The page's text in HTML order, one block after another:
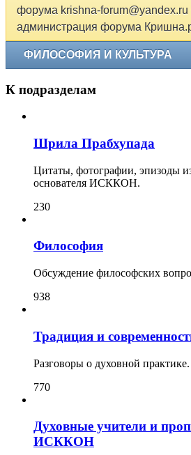
форума krishna-
администрация форума
ФИЛОСОФИЯ И КУЛЬТУРА
К подразделам
Шрила Прабхупада
Цитаты, фотографии, эпизоды
основателя ИСККОН.
230
Философия
Обсуждение философских
938
Традиция и
Разговоры о духовной практике.
770
Духовные учители и
ИСККОН